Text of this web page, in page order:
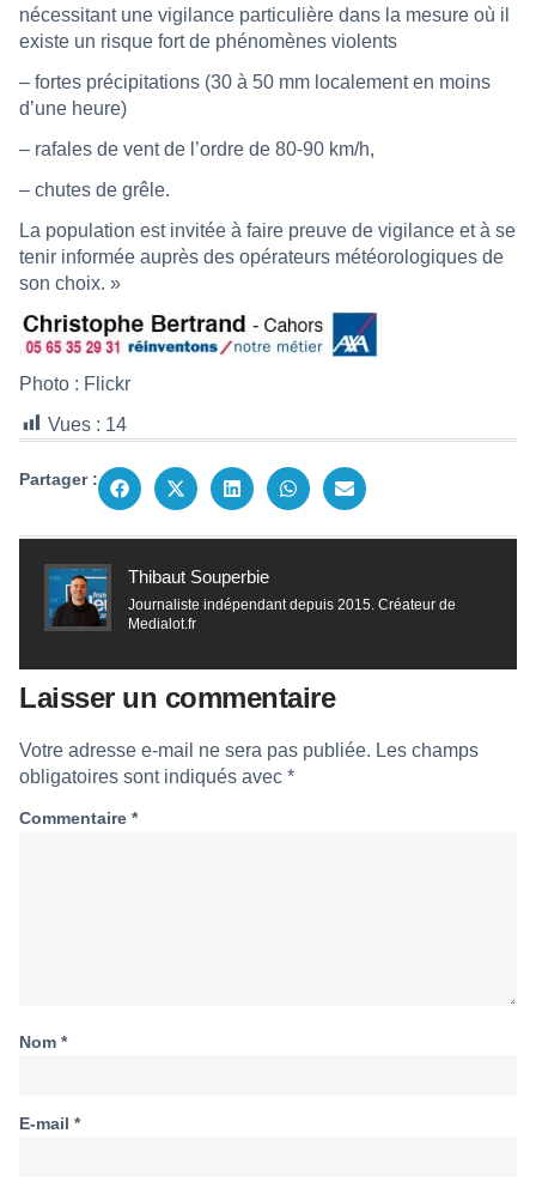
nécessitant une vigilance particulière dans la mesure où il
existe un risque fort de phénomènes violents
– fortes précipitations (30 à 50 mm localement en moins
d’une heure)
– rafales de vent de l’ordre de 80-90 km/h,
– chutes de grêle.
La population est invitée à faire preuve de vigilance et à se
tenir informée auprès des opérateurs météorologiques de
son choix. »
Photo : Flickr
Vues : 14
Partager :
Thibaut Souperbie
Journaliste indépendant depuis 2015. Créateur de
Medialot.fr
Laisser un commentaire
Votre adresse e-mail ne sera pas publiée. Les champs
obligatoires sont indiqués avec *
Commentaire *
Nom *
E-mail *